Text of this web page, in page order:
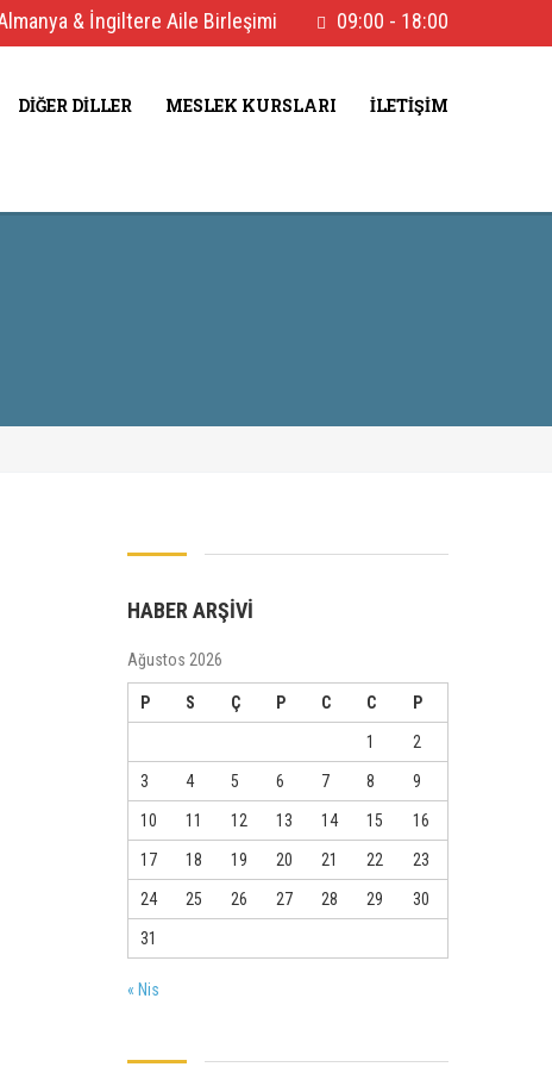
09:00 - 18:00
& İngiltere Aile Birleşimi
DIĞER DILLER MESLEK KURSLARI İLETIŞIM
HABER ARŞİVİ
Ağustos 2026
P S Ç P C C P
1 2
3 4 5 6 7 8 9
10 11 12 13 14 15 16
17 18 19 20 21 22 23
24 25 26 27 28 29 30
31
« Nis